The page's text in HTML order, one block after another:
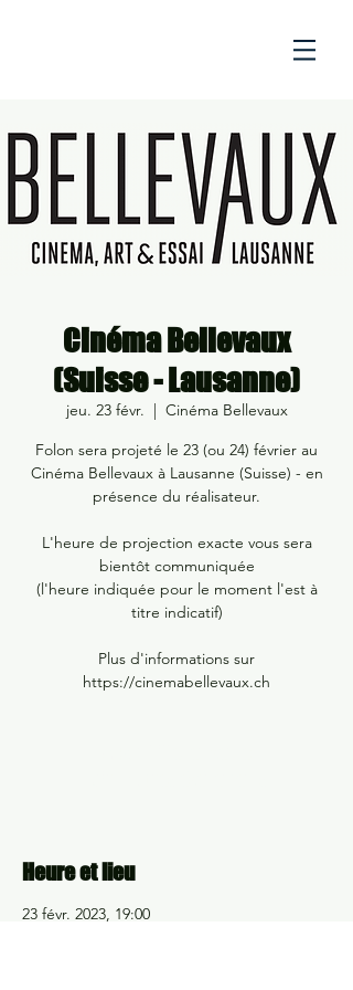
Cinéma Bellevaux
(Suisse - Lausanne)
jeu. 23 févr.
  |
Cinéma Bellevaux
Folon sera projeté le 23 (ou 24) février au
Cinéma Bellevaux à Lausanne (Suisse) - en
présence du réalisateur.
L'heure de projection exacte vous sera
bientôt communiquée
(l'heure indiquée pour le moment l'est à
titre indicatif)
Plus d'informations sur
https://cinemabellevaux.ch
Heure et lieu
23 févr. 2023, 19:00